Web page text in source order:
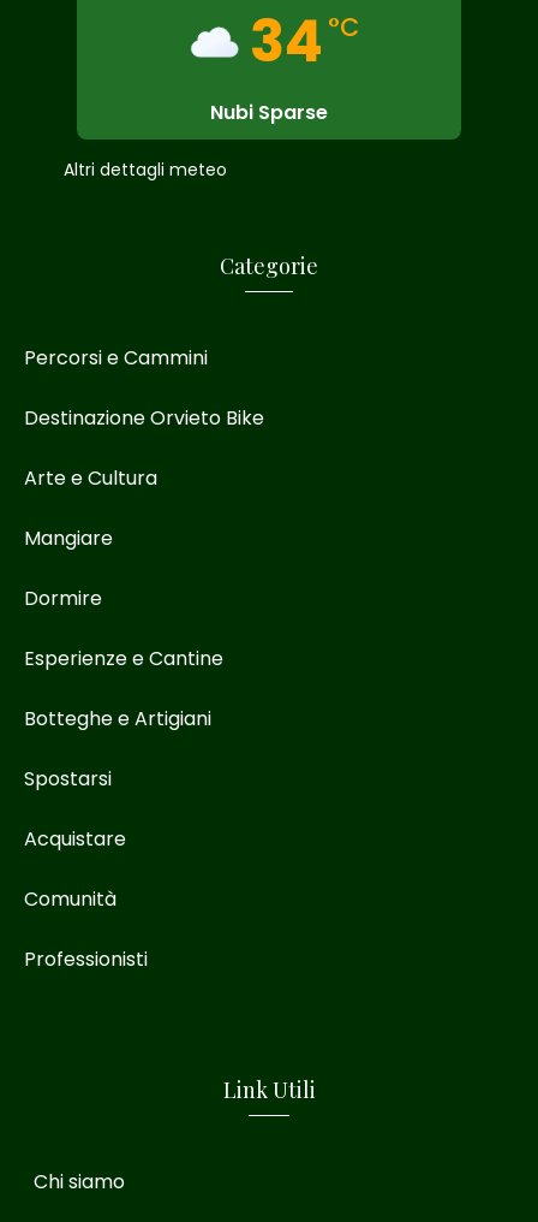
34 °C
Nubi Sparse
Altri dettagli meteo
Categorie
Percorsi e Cammini
Destinazione Orvieto Bike
Arte e Cultura
Mangiare
Dormire
Esperienze e Cantine
Botteghe e Artigiani
Spostarsi
Acquistare
Comunità
Professionisti
Link Utili
Chi siamo